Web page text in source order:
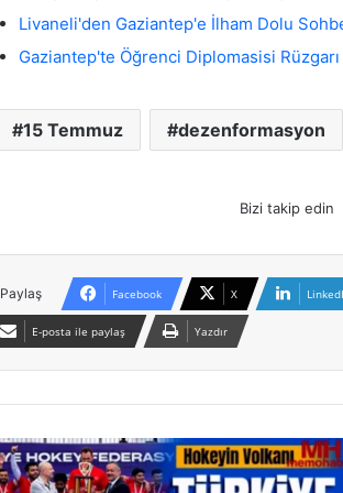
Livaneli'den Gaziantep'e İlham Dolu
Gaziantep'te Öğrenci Diplomasisi Rüzgarı
15 Temmuz dezenformasyon
Bizi takip edin
Paylaş Facebook X
E-posta ile paylaş Yazdır